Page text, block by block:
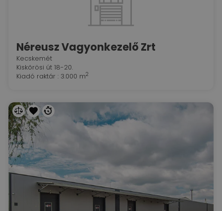
Néreusz Vagyonkezelő Zrt
Kecskemét
Kiskőrösi út 18-20.
Kiadó raktár : 3.000 m2